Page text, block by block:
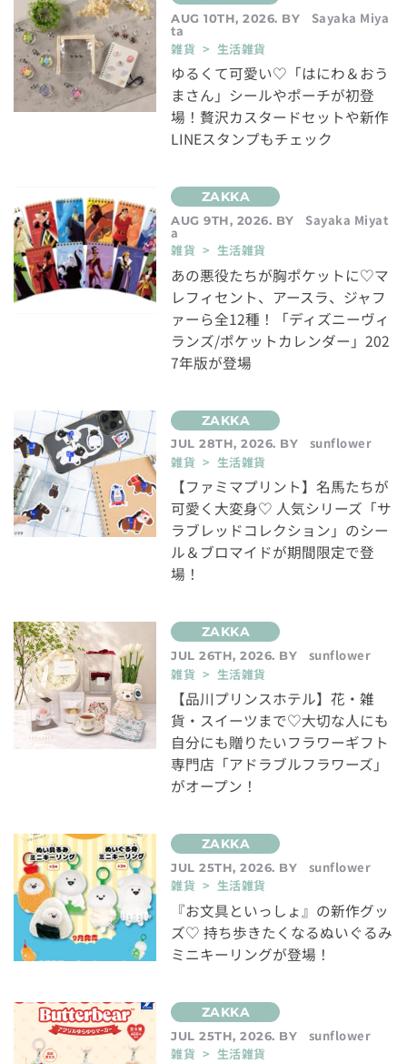
AUG 10TH, 2026. BY Sayaka Miya
ta
雑貨 > 生活雑貨
ゆるくて可愛い♡「はにわ＆おう
まさん」シールやポーチが初登
場！贅沢カスタードセットや新作
LINEスタンプもチェック
AUG 9TH, 2026. BY Sayaka Miyat
a
雑貨 > 生活雑貨
あの悪役たちが胸ポケットに♡マ
レフィセント、アースラ、ジャフ
ァーら全12種！「ディズニーヴィ
ランズ/ポケットカレンダー」202
7年版が登場
JUL 28TH, 2026. BY
sunflower
雑貨 > 生活雑貨
【ファミマプリント】名馬たちが
可愛く大変身♡ 人気シリーズ「サ
ラブレッドコレクション」のシー
ル＆ブロマイドが期間限定で登
場！
JUL 26TH, 2026. BY
sunflower
雑貨 > 生活雑貨
【品川プリンスホテル】花・雑
貨・スイーツまで♡大切な人にも
自分にも贈りたいフラワーギフト
専門店「アドラブルフラワーズ」
がオープン！
JUL 25TH, 2026. BY
sunflower
雑貨 > 生活雑貨
『お文具といっしょ』の新作グッ
ズ♡ 持ち歩きたくなるぬいぐるみ
ミニキーリングが登場！
JUL 25TH, 2026. BY
sunflower
雑貨 > 生活雑貨